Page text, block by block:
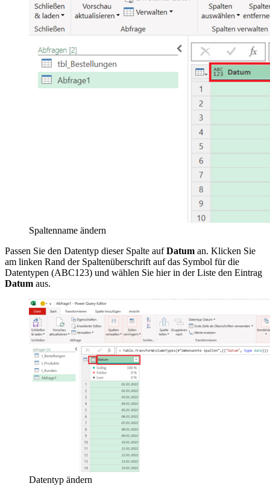
Spaltenname ändern
Passen Sie den Datentyp dieser Spalte aufDatum an. Klicken Sie
am linken Rand der Spaltenüberschrift auf das Symbol für die
Datentypen (ABC123) und wählen Sie hier in der Liste den Eintrag
Datum aus.
Datentyp ändern